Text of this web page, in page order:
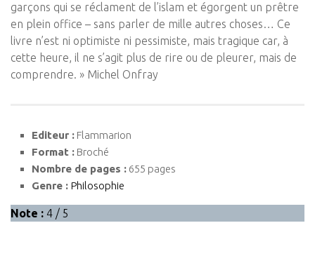
garçons qui se réclament de l’islam et égorgent un prêtre
en plein office – sans parler de mille autres choses… Ce
livre n’est ni optimiste ni pessimiste, mais tragique car, à
cette heure, il ne s’agit plus de rire ou de pleurer, mais de
comprendre. » Michel Onfray
Editeur : Flammarion
Format : Broché
Nombre de pages : 655 pages
Genre : Philosophie
Note : 4 / 5